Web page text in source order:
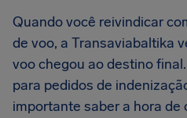
Quando você reivindicar
de voo, a Transaviabaltika
voo chegou ao destino
para pedidos de
importante saber a hora de